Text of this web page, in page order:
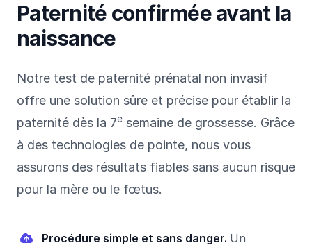
Paternité confirmée avant la
naissance
Notre test de paternité prénatal non invasif
offre une solution sûre et précise pour établir la
paternité dès la 7e semaine de grossesse. Grâce
à des technologies de pointe, nous vous
assurons des résultats fiables sans aucun risque
pour la mère ou le fœtus.
Procédure simple et sans danger. Un